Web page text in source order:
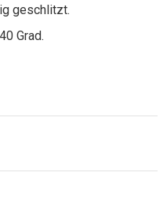
geschlitzt.
Grad.